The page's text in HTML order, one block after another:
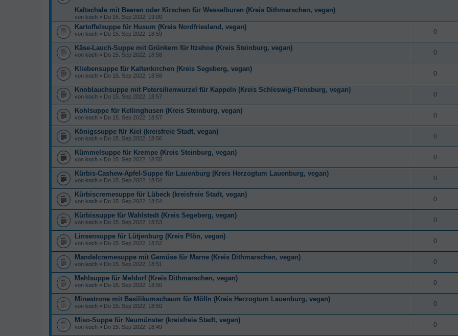
Kaltschale mit Beeren oder Kirschen für Wesselburen (Kreis Dithmarschen, vegan)
von koch » Do 15. Sep 2022, 19:00
Kartoffelsuppe für Husum (Kreis Nordfriesland, vegan)
von koch » Do 15. Sep 2022, 18:59 0
Käse-Lauch-Suppe mit Grünkern für Itzehoe (Kreis Steinburg, vegan)
von koch » Do 15. Sep 2022, 18:58 0
Kliebensuppe für Kaltenkirchen (Kreis Segeberg, vegan)
von koch » Do 15. Sep 2022, 18:58 0
Knoblauchsuppe mit Petersilienwurzel für Kappeln (Kreis Schleswig-Flensburg, vegan)
von koch » Do 15. Sep 2022, 18:57 0
Kohlsuppe für Kellinghusen (Kreis Steinburg, vegan)
von koch » Do 15. Sep 2022, 18:57 0
Königssuppe für Kiel (kreisfreie Stadt, vegan)
von koch » Do 15. Sep 2022, 18:56 0
Kümmelsuppe für Krempe (Kreis Steinburg, vegan)
von koch » Do 15. Sep 2022, 18:55 0
Kürbis-Cashew-Apfel-Suppe für Lauenburg (Kreis Herzogtum Lauenburg, vegan)
von koch » Do 15. Sep 2022, 18:54 0
Kürbiscremesuppe für Lübeck (kreisfreie Stadt, vegan)
von koch » Do 15. Sep 2022, 18:54 0
Kürbissuppe für Wahlstedt (Kreis Segeberg, vegan)
von koch » Do 15. Sep 2022, 18:53 0
Linsensuppe für Lütjenburg (Kreis Plön, vegan)
von koch » Do 15. Sep 2022, 18:52 0
Mandelcremesuppe mit Gemüse für Marne (Kreis Dithmarschen, vegan)
von koch » Do 15. Sep 2022, 18:51 0
Mehlsuppe für Meldorf (Kreis Dithmarschen, vegan)
von koch » Do 15. Sep 2022, 18:50 0
Minestrone mit Basilikumschaum für Mölln (Kreis Herzogtum Lauenburg, vegan)
von koch » Do 15. Sep 2022, 18:50 0
Miso-Suppe für Neumünster (kreisfreie Stadt, vegan)
von koch » Do 15. Sep 2022, 18:49 0